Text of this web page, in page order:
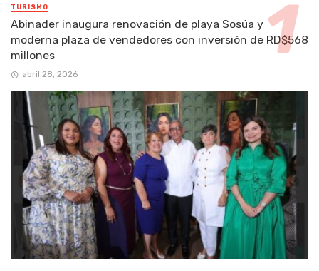
TURISMO
Abinader inaugura renovación de playa Sosúa y
moderna plaza de vendedores con inversión de RD$568
millones
abril 28, 2026